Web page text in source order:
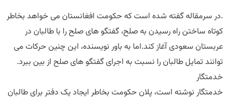
.در سرمقاله گفته شده است که حکومت افغانستان می خواهد بخاطر
کوتاه ساختن راه رسیدن به صلح، گفتگو های صلح را با طالبان در
عربستان سعودی آغاز کند.اما به باور نویسنده، این چنین حرکات می
توانند تمایل طالبان را نسبت به اجرای گفتگو های صلح از بین ببرد.
خدمتگار
خدمتگار نوشته است، پلان حکومت بخاطر ایجاد یک دفتر برای طالبان